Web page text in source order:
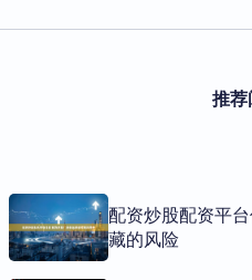
推
配资炒股配资平
藏的风险